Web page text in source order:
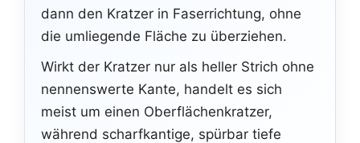
dann den Kratzer in Faserrichtung, ohne
die umliegende Fläche zu überziehen.
Wirkt der Kratzer nur als heller Strich ohne
nennenswerte Kante, handelt es sich
meist um einen Oberflächenkratzer,
während scharfkantige, spürbar tiefe